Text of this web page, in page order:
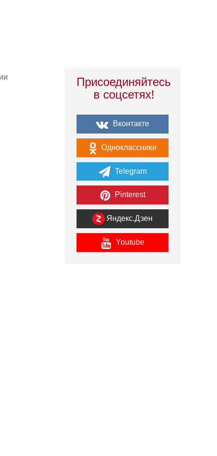
Присоединяйтесь
в соцсетях!
Вконтакте
Одноклассники
Telegram
Pinterest
Яндекс.Дзен
Youtube